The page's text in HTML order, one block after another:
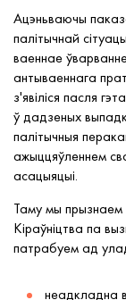
Ацэньваючы
палітычнай
ваеннае
антываеннага
з'явіліся пасля
ў дадзеных
палітычныя
ажыццяўленнем
асацыяцыі.
Таму мы прызнаем
Кіраўніцтва па
патрабуем ад
неадкладна